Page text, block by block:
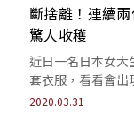
斷捨離！連續
驚人收穫
近日一名日本女大
套衣服，看看會出
穿搭方式好處多多
2020.03.31